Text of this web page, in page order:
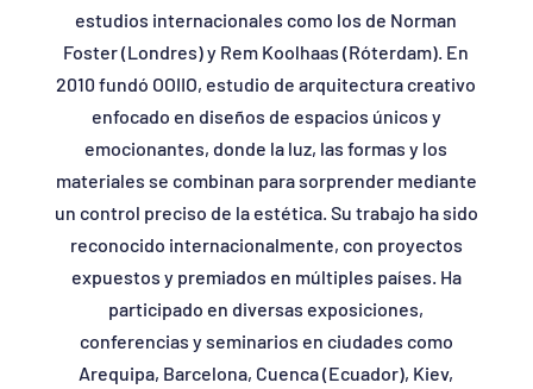
estudios internacionales como los de Norman
Foster (Londres) y Rem Koolhaas (Róterdam). En
2010 fundó OOIIO, estudio de arquitectura creativo
enfocado en diseños de espacios únicos y
emocionantes, donde la luz, las formas y los
materiales se combinan para sorprender mediante
un control preciso de la estética. Su trabajo ha sido
reconocido internacionalmente, con proyectos
expuestos y premiados en múltiples países. Ha
participado en diversas exposiciones,
conferencias y seminarios en ciudades como
Arequipa, Barcelona, Cuenca (Ecuador), Kiev,